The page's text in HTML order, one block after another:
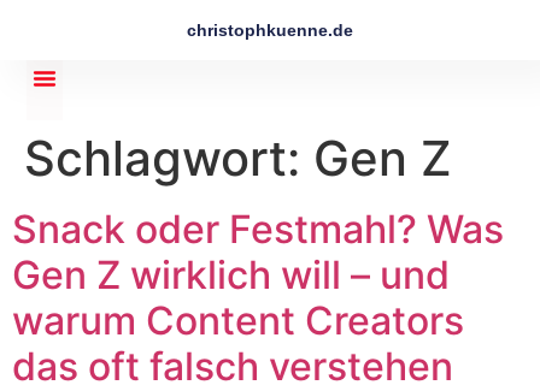
christophkuenne.de
Schlagwort: Gen Z
Snack oder Festmahl? Was
Gen Z wirklich will – und
warum Content Creators
das oft falsch verstehen